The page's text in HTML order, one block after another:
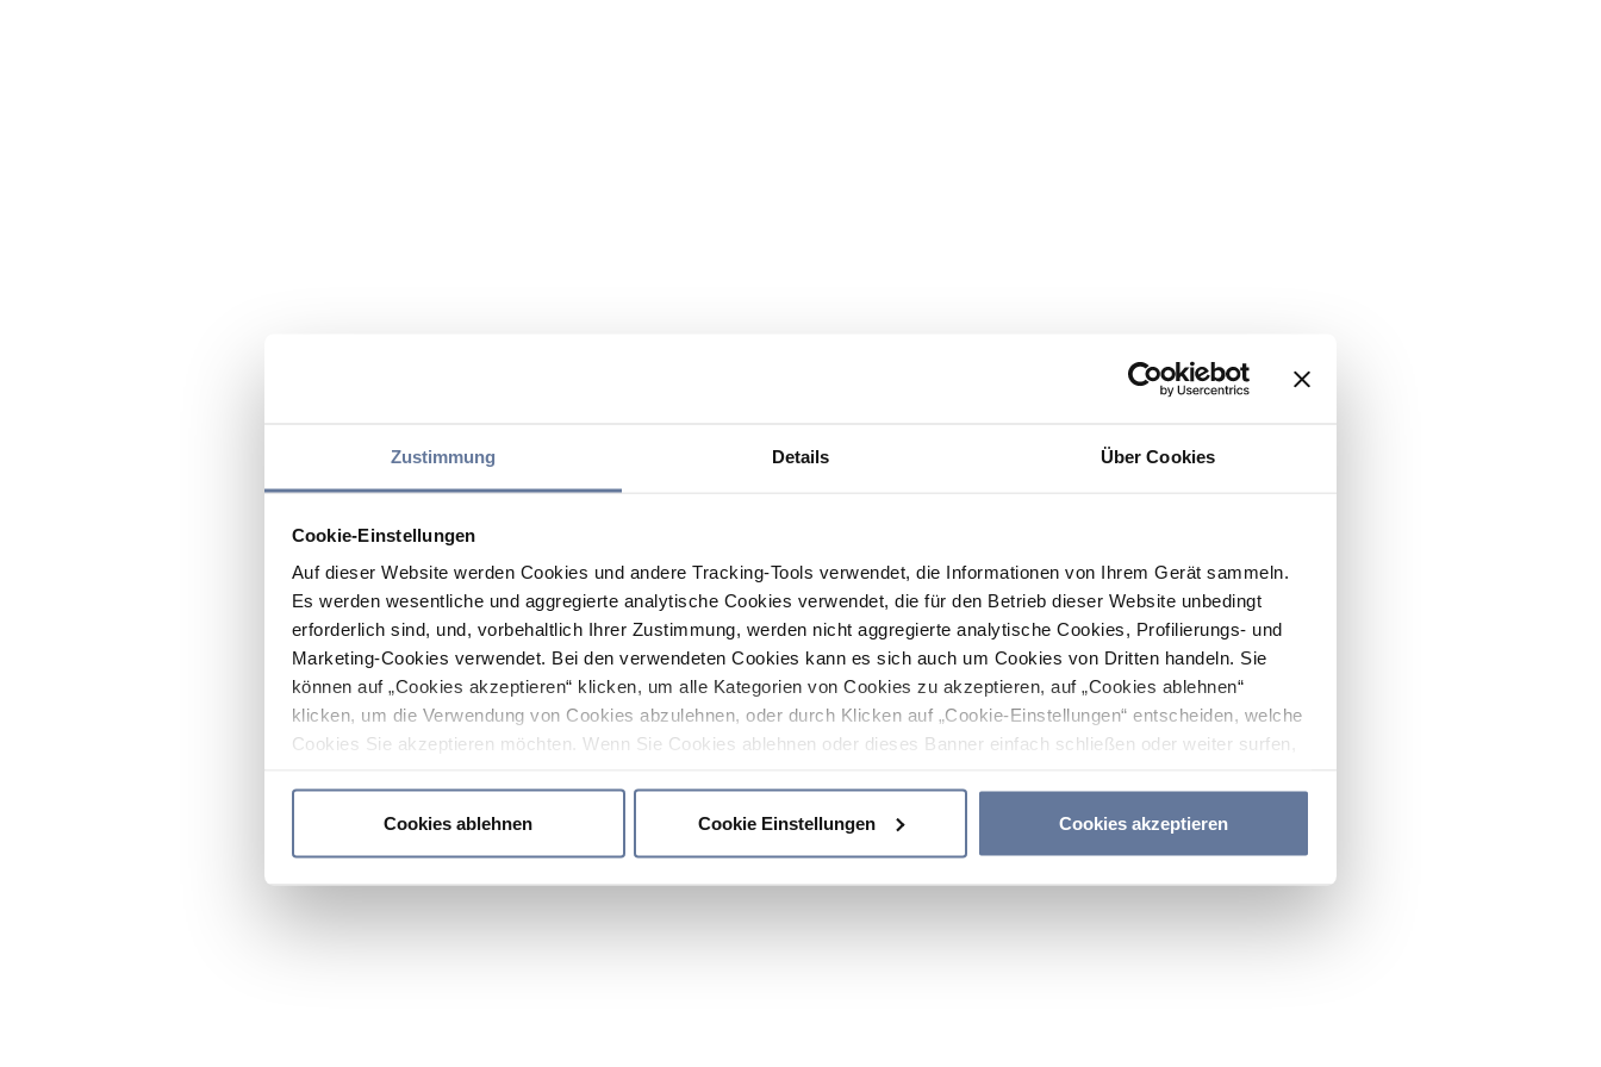
Zustimmung Details Über Cookies
Cookie-Einstellungen
Auf dieser Website werden Cookies und andere Tracking-Tools verwendet, die Informationen von Ihrem Gerät sammeln.
Es werden wesentliche und aggregierte analytische Cookies verwendet, die für den Betrieb dieser Website unbedingt
erforderlich sind, und, vorbehaltlich Ihrer Zustimmung, werden nicht aggregierte analytische Cookies, Profilierungs- und
Marketing-Cookies verwendet. Bei den verwendeten Cookies kann es sich auch um Cookies von Dritten handeln. Sie
können auf „Cookies akzeptieren“ klicken, um alle Kategorien von Cookies zu akzeptieren, auf „Cookies ablehnen“
klicken, um die Verwendung von Cookies abzulehnen, oder durch Klicken auf „Cookie-Einstellungen“ entscheiden, welche
Cookies Sie akzeptieren möchten. Wenn Sie Cookies ablehnen oder dieses Banner einfach schließen oder weiter surfen,
Cookies ablehnen
Cookie Einstellungen Cookies akzeptieren